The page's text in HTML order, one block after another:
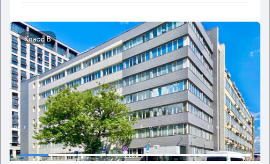
Класс B